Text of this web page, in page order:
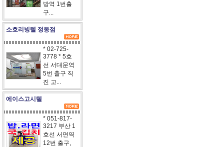
방역 1번출
구...
소호리빙텔 정동점
* 02-725-
3778 * 5호
선 서대문역
5번 출구 직
진 고...
에이스고시텔
* 051-817-
3217 부산 1
호선 서면역
12번 출구,